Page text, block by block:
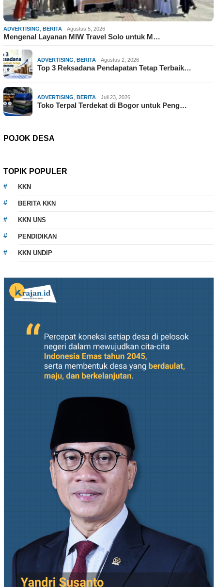
ADVERTISING, BERITA Agustus 5, 2026
Mengenal Layanan MIW Travel Solo untuk M…
ADVERTISING, BERITA Agustus 2, 2026
Top 3 Reksadana Pendapatan Tetap Terbaik…
ADVERTISING, BERITA Juli 23, 2026
Toko Terpal Terdekat di Bogor untuk Peng…
POJOK DESA
TOPIK POPULER
KKN
BERITA KKN
KKN UNS
PENDIDIKAN
KKN UNDIP